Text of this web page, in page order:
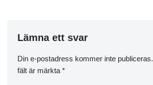
Lämna ett svar
Din e-postadress kommer inte publiceras.
fält är märkta *